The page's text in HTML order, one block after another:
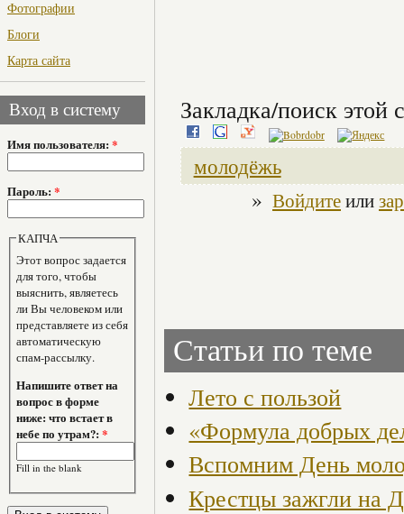
Фотографии
Блоги
Карта сайта
Вход в систему
Имя пользователя: *
Пароль: *
КАПЧА
Этот вопрос задается
для того, чтобы
выяснить, являетесь
ли Вы человеком или
представляете из себя
автоматическую
спам-рассылку.
Напишите ответ на
вопрос в форме
ниже: что встает в
небе по утрам?:*
Fill in the blank
Закладка/поиск этой
молодёжь
» Войдитеили
Статьи по теме
Лето с пользой
«Формула добрых
Вспомним День
Крестцы зажгли на